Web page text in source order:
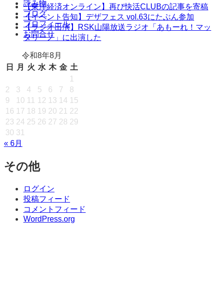
読み物
ブログ
プロフィール
お問合せ
【東洋経済オンライン】再び快活CLUBの記事を寄稿
【イベント告知】デザフェス vol.63にたぶん参加
【ラジオ出演】RSK山陽放送ラジオ「あもーれ！マッ
タリーノ」に出演した
令和8年8月
日
月 火 水 木 金 土
1
2
3 4 5 6 7
8
9
10 11 12 13 14 15
16 17 18 19 20 21 22
23 24 25 26 27 28 29
30 31
« 6月
その他
ログイン
投稿フィード
コメントフィード
WordPress.org